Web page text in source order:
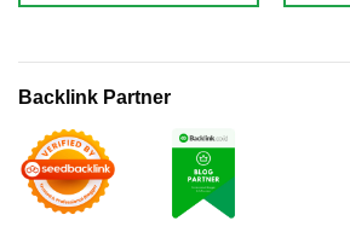
Backlink Partner